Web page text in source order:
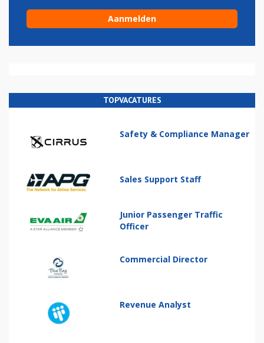
TOPVACATURES
Safety & Compliance Manager
Sales Support Staff
Junior Passenger Traffic
Officer
Commercial Director
Revenue Analyst